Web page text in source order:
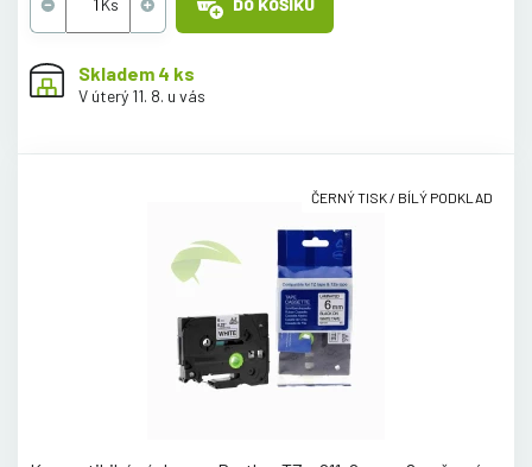
DO KOŠÍKU
Skladem 4 ks
V úterý 11. 8. u vás
ČERNÝ TISK / BÍLÝ PODKLAD